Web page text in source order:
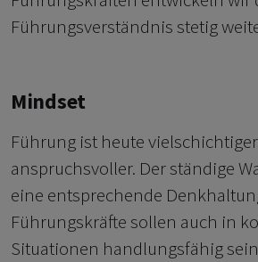
Führungsverständnis stetig
Mindset
Führung ist heute
anspruchsvoller. Der ständige
eine entsprechende
Führungskräfte sollen auch in
Situationen handlungsfähig